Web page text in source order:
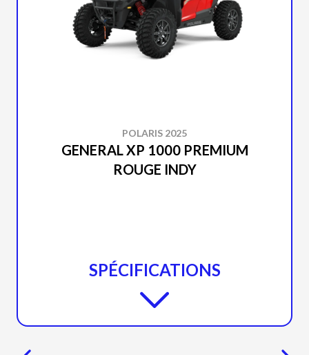
POLARIS 2025
GENERAL XP 1000 PREMIUM
ROUGE INDY
SPÉCIFICATIONS